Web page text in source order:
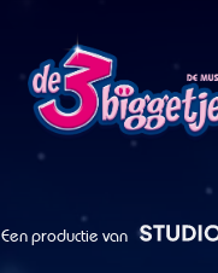
Een productie van